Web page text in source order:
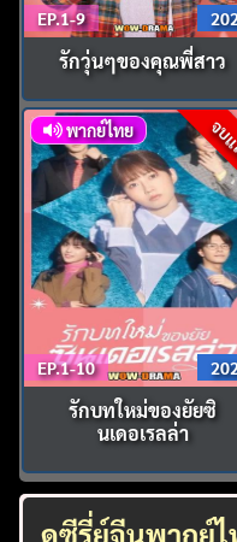
EP.1-9
รักวุ่นๆของคุณพี่สาว
จบ
พากย์ไทย
EP.1-10
รักบทใหม่ของยัยซิ
นเดอเรลล่า
ดูซีรี่ย์จีนพากย์